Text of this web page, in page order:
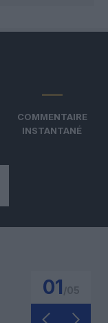
COMMENTAIRE
INSTANTANÉ
01